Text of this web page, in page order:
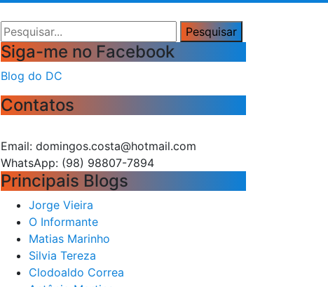
Pesquisar Pesquisar
Siga-me no Facebook
Blog do DC
Contatos
Email: domingos.costa@hotmail.com
WhatsApp: (98) 98807-7894
Principais Blogs
Jorge Vieira
O Informante
Matias Marinho
Silvia Tereza
Clodoaldo Correa